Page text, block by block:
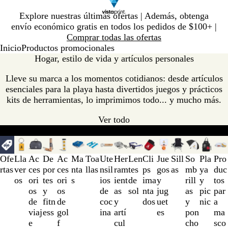
Explore nuestras últimas ofertas | Además, obtenga
envío económico gratis en todos los pedidos de $100+ |
Comprar todas las ofertas
Diapositiva
1
InicioProductos promocionales
Hogar, estilo de vida y artículos personales
Lleve su marca a los momentos cotidianos: desde artículos
esenciales para la playa hasta divertidos juegos y prácticos
kits de herramientas, lo imprimimos todo... y mucho más.
Ver todo
Ofe
rtas
Lla
ver
os
Ac
ces
ori
os
de
viaj
e
De
por
tes
y
fitn
ess
Ac
ces
ori
os
de
gol
f
Ma
nta
s
Toa
llas
Ute
nsil
ios
de
coc
ina
Her
ram
ient
as
y
artí
cul
Len
tes
de
sol
Cli
ps
ima
nta
dos
Jue
gos
y
jug
uet
es
Sill
as
So
mb
rill
as
y
pon
cho
Pla
ya
y
pic
nic
Pro
duc
tos
par
a
ma
sco
Diapositivas
de
la
1